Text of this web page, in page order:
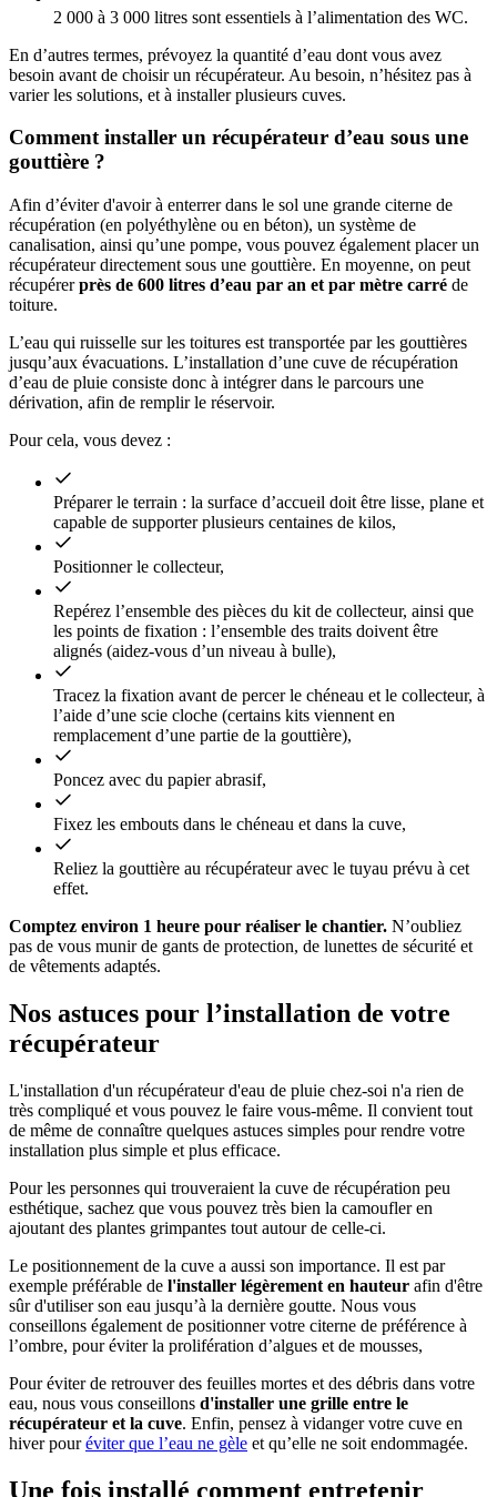
2 000 à 3 000 litres sont essentiels à l’alimentation des WC.
En d’autres termes, prévoyez la quantité d’eau dont vous avez
besoin avant de choisir un récupérateur. Au besoin, n’hésitez pas à
varier les solutions, et à installer plusieurs cuves.
Comment installer un récupérateur d’eau sous une
gouttière ?
Afin d’éviter d'avoir à enterrer dans le sol une grande citerne de
récupération (en polyéthylène ou en béton), un système de
canalisation, ainsi qu’une pompe, vous pouvez également placer un
récupérateur directement sous une gouttière. En moyenne, on peut
récupérerprès de 600 litres d’eau par an et par mètre carré de
toiture.
L’eau qui ruisselle sur les toitures est transportée par les gouttières
jusqu’aux évacuations. L’installation d’une cuve de récupération
d’eau de pluie consiste donc à intégrer dans le parcours une
dérivation, afin de remplir le réservoir.
Pour cela, vous devez :
Préparer le terrain : la surface d’accueil doit être lisse, plane et
capable de supporter plusieurs centaines de kilos,
Positionner le collecteur,
Repérez l’ensemble des pièces du kit de collecteur, ainsi que
les points de fixation : l’ensemble des traits doivent être
alignés (aidez-vous d’un niveau à bulle),
Tracez la fixation avant de percer le chéneau et le collecteur, à
l’aide d’une scie cloche (certains kits viennent en
remplacement d’une partie de la gouttière),
Poncez avec du papier abrasif,
Fixez les embouts dans le chéneau et dans la cuve,
Reliez la gouttière au récupérateur avec le tuyau prévu à cet
effet.
Comptez environ 1 heure pour réaliser le chantier. N’oubliez
pas de vous munir de gants de protection, de lunettes de sécurité et
de vêtements adaptés.
Nos astuces pour l’installation de votre
récupérateur
L'installation d'un récupérateur d'eau de pluie chez-soi n'a rien de
très compliqué et vous pouvez le faire vous-même. Il convient tout
de même de connaître quelques astuces simples pour rendre votre
installation plus simple et plus efficace.
Pour les personnes qui trouveraient la cuve de récupération peu
esthétique, sachez que vous pouvez très bien la camoufler en
ajoutant des plantes grimpantes tout autour de celle-ci.
Le positionnement de la cuve a aussi son importance. Il est par
exemple préférable de l'installer légèrement en hauteur afin d'être
sûr d'utiliser son eau jusqu’à la dernière goutte. Nous vous
conseillons également de positionner votre citerne de préférence à
l’ombre, pour éviter la prolifération d’algues et de mousses,
Pour éviter de retrouver des feuilles mortes et des débris dans votre
eau, nous vous conseillons d'installer une grille entre le
récupérateur et la cuve. Enfin, pensez à vidanger votre cuve en
hiver pouréviter que l’eau ne gèle et qu’elle ne soit endommagée.
Une fois installé comment entretenir